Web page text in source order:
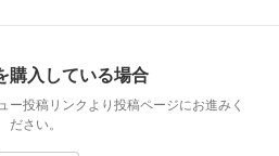
購入している場合
ー投稿リンクより投稿ページにお進みく
ださい。